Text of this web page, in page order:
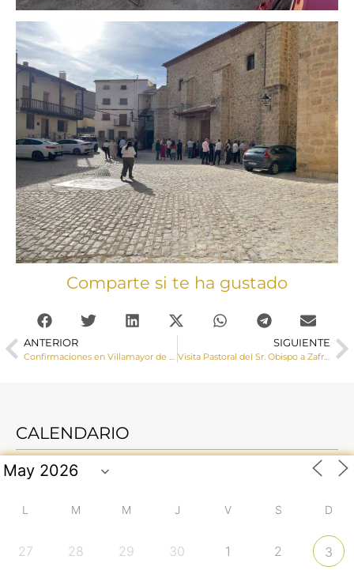
Comparte si te ha gustado
ANTERIOR
Confirmaciones en Villamayor de Santiago y Horcajo de Santiago
SIGUIENTE
Visita Pastoral del Sr. Obispo a Zafrilla y Tejadillos
CALENDARIO
L M M J V S D
27 28 29 30 1 2 3